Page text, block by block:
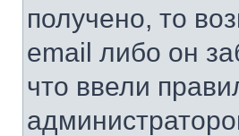
получено, то
email либо он
что ввели